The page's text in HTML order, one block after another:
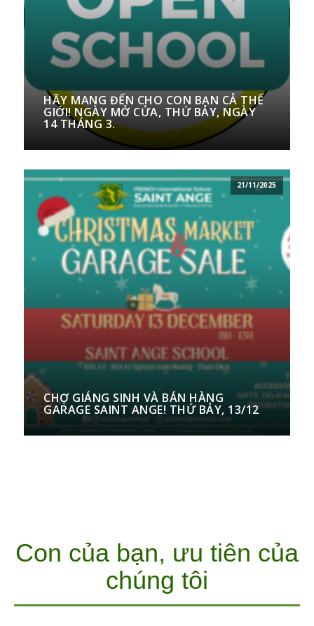
HÃY MANG ĐẾN CHO CON BẠN CẢ THẾ
GIỚI! NGÀY MỞ CỬA, THỨ BẢY, NGÀY
14 THÁNG 3.
21/11/2025
CHỢ GIÁNG SINH VÀ BÁN HÀNG
GARAGE SAINT ANGE! THỨ BẢY, 13/12
Con của bạn, ưu tiên của
chúng tôi